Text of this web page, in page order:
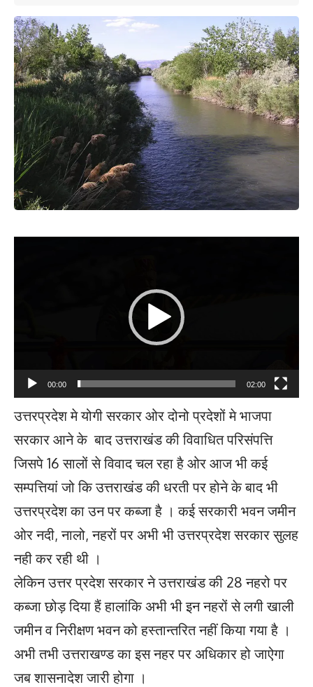
00:00 02:00
उत्तरप्रदेश मे योगी सरकार ओर दोनो प्रदेशों मे भाजपा
सरकार आने के बाद उत्तराखंड की विवाधित परिसंपत्ति
जिसपे 16 सालों से विवाद चल रहा है ओर आज भी कई
सम्पत्तियां जो कि उत्तराखंड की धरती पर होने के बाद भी
उत्तरप्रदेश का उन पर कब्जा है । कई सरकारी भवन जमीन
ओर नदी, नालो, नहरों पर अभी भी उत्तरप्रदेश सरकार सुलह
नही कर रही थी ।
लेकिन उत्तर प्रदेश सरकार ने उत्तराखंड की 28 नहरो पर
कब्जा छोड़ दिया हैं हालांकि अभी भी इन नहरों से लगी खाली
जमीन व निरीक्षण भवन को हस्तान्तरित नहीं किया गया है ।
अभी तभी उत्तराखण्ड का इस नहर पर अधिकार हो जाऐगा
जब शासनादेश जारी होगा ।